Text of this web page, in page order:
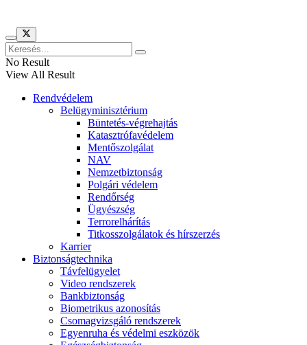
No Result
View All Result
Rendvédelem
Belügyminisztérium
Büntetés-végrehajtás
Katasztrófavédelem
Mentőszolgálat
NAV
Nemzetbiztonság
Polgári védelem
Rendőrség
Ügyészség
Terrorelhárítás
Titkosszolgálatok és hírszerzés
Karrier
Biztonságtechnika
Távfelügyelet
Video rendszerek
Bankbiztonság
Biometrikus azonosítás
Csomagvizsgáló rendszerek
Egyenruha és védelmi eszközök